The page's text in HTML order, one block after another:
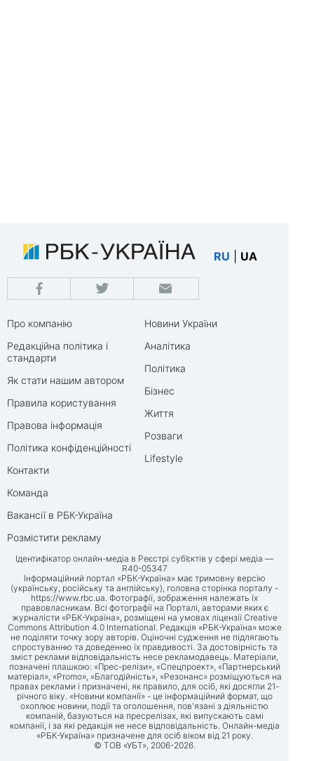
RU UA
Про компанію
Редакційна політика і
стандарти
Як стати нашим автором
Правила користування
Правова інформація
Політика конфіденційності
Контакти
Команда
Вакансії в РБК-Україна
Розмістити рекламу
Новини України
Аналітика
Політика
Бізнес
Життя
Розваги
Lifestyle
Ідентифікатор онлайн-медіа в Реєстрі суб’єктів у сфері медіа —
R40-05347
Інформаційний портал «РБК-Україна» має тримовну версію
(українську, російську та англійську), головна сторінка порталу -
https://www.rbc.ua. Фотографії, зображення належать їх
правовласникам. Всі фотографії на Порталі, авторами яких є
журналісти «РБК-Україна», розміщені на умовах ліцензії Creative
Commons Attribution 4.0 International. Редакція «РБК-Україна» може
не поділяти точку зору авторів. Оціночні судження не підлягають
спростуванню та доведенню їх правдивості. За достовірність та
зміст реклами відповідальність несе рекламодавець. Матеріали,
позначені плашкою: «Прес-релізи», «Спецпроект», «Партнерський
матеріал», «Promo», «Благодійність», «Резонанс» розміщуються на
правах реклами і призначені, як правило, для осіб, які досягли 21-
річного віку. «Новини компанії» - це інформаційний формат, що
охоплює новини, події та оголошення, пов'язані з діяльністю
компаній, базуються на пресрелізах, які випускають самі
компанії, і за які редакція не несе відповідальність. Онлайн-медіа
«РБК-Україна» призначене для осіб віком від 21 року.
© ТОВ «УБТ», 2006-2026.